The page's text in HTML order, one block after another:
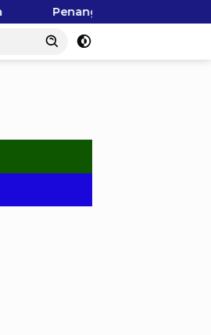
Ayau Picu Polemik,